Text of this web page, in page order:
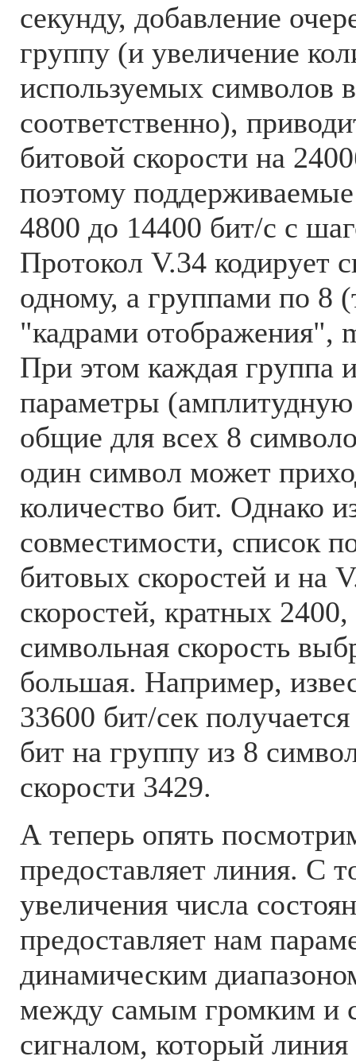
секунду, добавление
группу (и увеличение
используемых символов
соответственно),
битовой скорости на
поэтому
4800 до 14400 бит/с с
Протокол V.34 кодирует
одному, а группами по 8
"кадрами отображения",
При этом каждая группа
параметры
общие для всех 8
один символ может
количество бит. Однако
совместимости, список
битовых скоростей и на
скоростей, кратных
символьная скорость
большая. Например,
33600 бит/сек
бит на группу из 8
скорости 3429.
А теперь опять
предоставляет линия. С
увеличения числа
предоставляет нам
динамическим
между самым громким и
сигналом, который